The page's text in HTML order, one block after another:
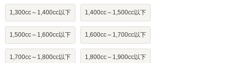
1,300cc～1,400cc以下 1,400cc～1,500cc以下
1,500cc～1,600cc以下 1,600cc～1,700cc以下
1,700cc～1,800cc以下 1,800cc～1,900cc以下